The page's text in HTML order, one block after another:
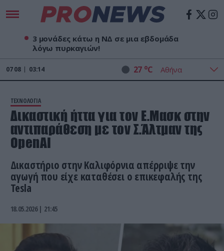
3 μονάδες κάτω η ΝΔ σε μια εβδομάδα
λόγω πυρκαγιών!
07 08 03:14 27 oC
ΤΕΧΝΟΛΟΓΙΑ
Δικαστική ήττα για τον Ε.Μασκ στην
αντιπαράθεση με τον Σ.Άλτμαν της
OpenAI
Δικαστήριο στην Καλιφόρνια απέρριψε την
αγωγή που είχε καταθέσει ο επικεφαλής της
Tesla
18.05.2026 | 21:45